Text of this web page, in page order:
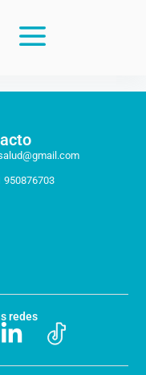
950876703
redes